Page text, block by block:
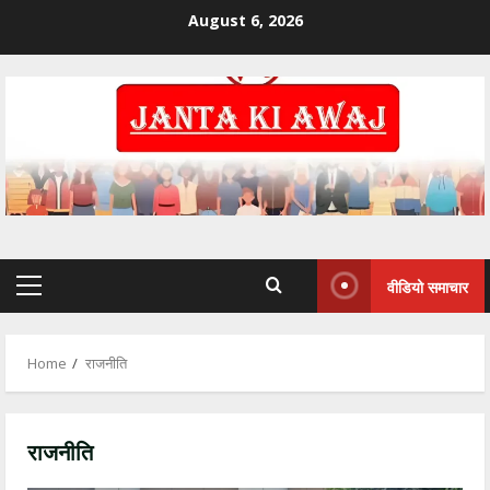
August 6, 2026
वीडियो समाचार
Home राजनीति
राजनीति